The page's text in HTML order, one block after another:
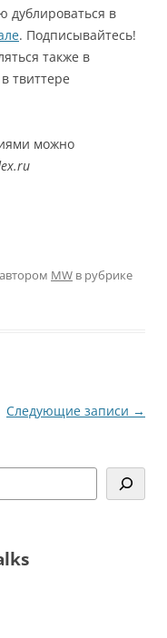
дублироваться в
. Подписывайтесь!
также в
твиттере
можно
автором MW в рубрике
Следующие записи →